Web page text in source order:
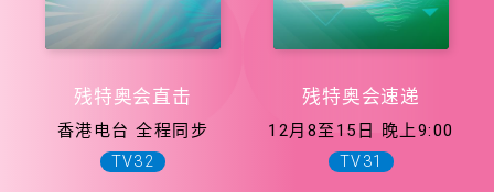
残特奥会直击
香港电台 全程同步
TV32
残特奥会速递
12月8至15日 晚上9:00
TV31